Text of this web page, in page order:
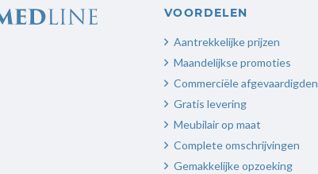
VOORDELEN
Aantrekkelijke prijzen
Maandelijkse promoties
Commerciële afgevaardigden
Gratis levering
Meubilair op maat
Complete omschrijvingen
Gemakkelijke opzoeking